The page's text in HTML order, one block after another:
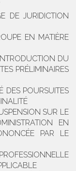
DE JURIDICTION
EN MATIÈRE
DU
PRÉLIMINAIRES
DES POURSUITES
SUR LE
EN
PAR LE